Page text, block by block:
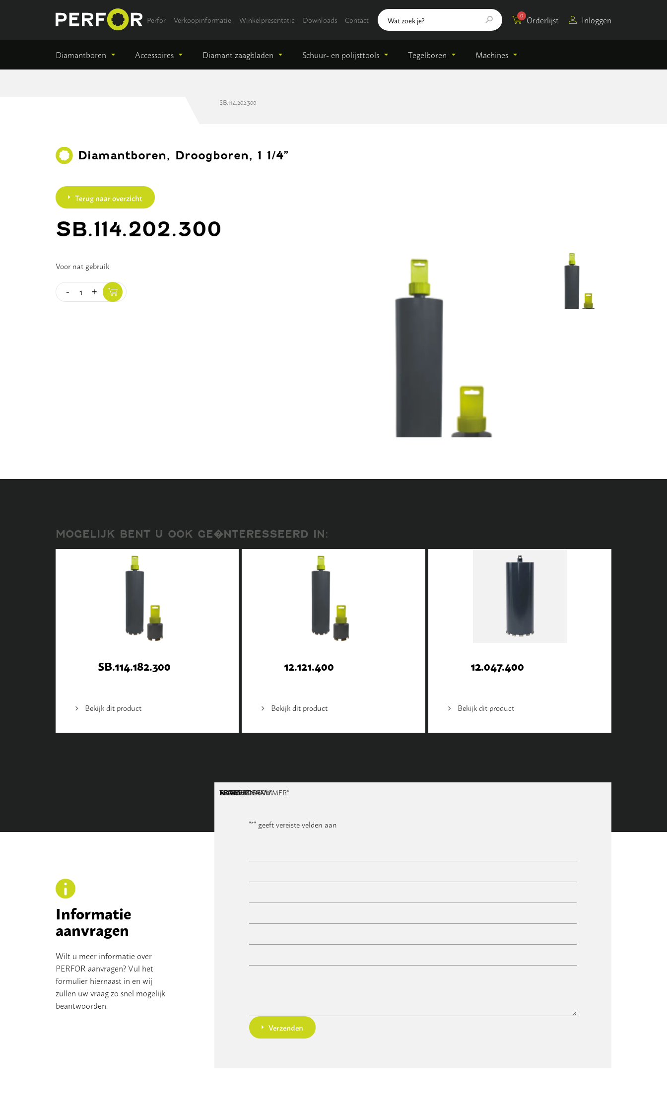
Perfor Verkoopinformatie Winkelpresentatie Downloads Contact Orderlijst
0 Inloggen
Diamantboren Accessoires Diamant zaagbladen Schuur- en polijsttools Tegelboren Machines
SB.114.202.300
Diamantboren, Droogboren, 1 1/4”
Terug naar overzicht
SB.114.202.300
Voor nat gebruik
Quantity
- +
MOGELIJK BENT U OOK GE�NTERESSEERD IN:
SB.114.182.300
Bekijk dit product
12.121.400
Bekijk dit product
12.047.400
Bekijk dit product
Informatie
aanvragen
Wilt u meer informatie over
PERFOR aanvragen? Vul het
formulier hiernaast in en wij
zullen uw vraag zo snel mogelijk
beantwoorden.
"*" geeft vereiste velden aan
NAAM*
BEDRIJFSNAAM*
E-MAILADRES*
TELEFOONNUMMER*
POSTCODE
ADRES
BERICHT*
Verzenden